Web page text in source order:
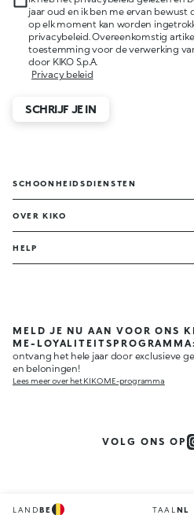
jaar oud en ik ben me ervan
op elk moment kan worden
privacybeleid. Overeenkomstig
toestemming voor de verwerking
door KIKO S.p.A.
Privacy beleid
SCHRIJF JE IN
SCHOONHEIDSDIENSTEN
OVER KIKO
HELP
MELD JE NU AAN VOOR ONS
ME-LOYALITEITSPROGRAMMA:
ontvang het hele jaar door exclusieve
en beloningen!
Lees meer over het KIKO ME-programma
VOLG ONS OP
LANDBE TAAL NL